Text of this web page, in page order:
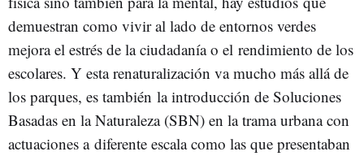
demuestran como vivir al lado de entornos verdes
mejora el estrés de la ciudadanía o el rendimiento de los
escolares. Y esta renaturalización va mucho más allá de
los parques, es también la introducción de Soluciones
Basadas en la Naturaleza (SBN) en la trama urbana con
actuaciones a diferente escala como las que presentaban